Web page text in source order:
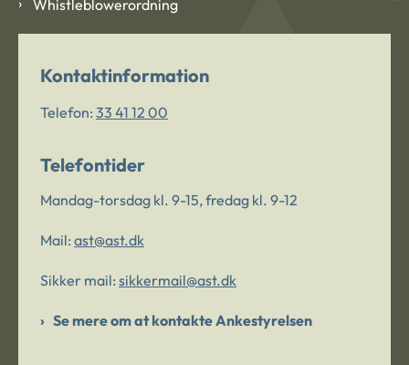
Whistleblowerordning
Kontaktinformation
Telefon: 33 41 12 00
Telefontider
Mandag-torsdag kl. 9-15, fredag kl. 9-12
Mail: ast@ast.dk
Sikker mail: sikkermail@ast.dk
Se mere om at kontakte Ankestyrelsen